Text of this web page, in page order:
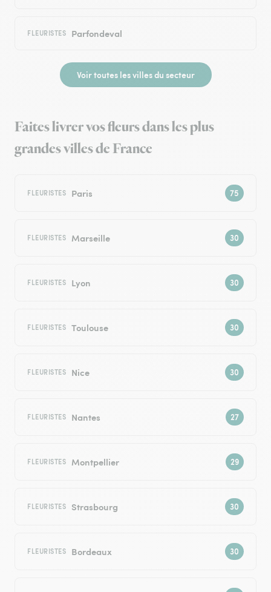
FLEURISTES Parfondeval
Voir toutes les villes du secteur
Faites livrer vos fleurs dans les plus
grandes villes de France
FLEURISTES Paris
FLEURISTES Marseille
FLEURISTES Lyon
FLEURISTES Toulouse
FLEURISTES Nice
FLEURISTES Nantes
FLEURISTES Montpellier
FLEURISTES Strasbourg
FLEURISTES Bordeaux